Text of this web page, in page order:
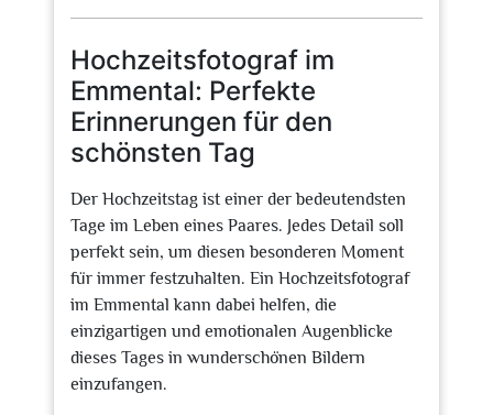
2026
Hochzeitsfotograf im
Emmental: Perfekte
Erinnerungen für den
schönsten Tag
Der Hochzeitstag ist einer der bedeutendsten
Tage im Leben eines Paares. Jedes Detail soll
perfekt sein, um diesen besonderen Moment
für immer festzuhalten. Ein Hochzeitsfotograf
im Emmental kann dabei helfen, die
einzigartigen und emotionalen Augenblicke
dieses Tages in wunderschönen Bildern
einzufangen.